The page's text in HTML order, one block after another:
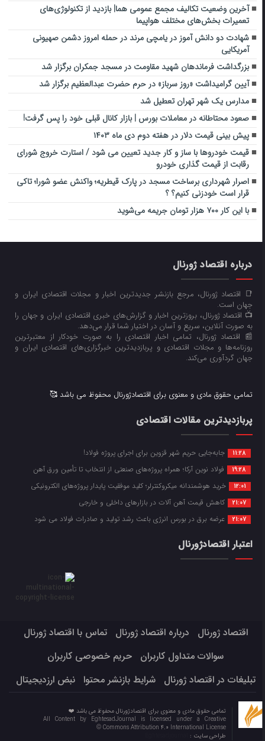
آخرین وضعیت تکالیف مجمع عمومی هما| بازدید از تکنولوژی‌های
تعمیرات بخش‌های مختلف هواپیما
شهادت دو دانش آموز در یامچی مرند در حمله امروز دشمن صهیونی
آمریکایی
بزرگداشت فرماندهان شهید مقاومت در مسجد جمکران برگزار شد
آیین گرامیداشت «روز سرباز» در حرم حضرت عبدالعظیم برگزار شد
مدارس یک شهر تهران تعطیل شد
صعود محتاطانه در معاملات بورس | بازار کانال قبلی خود را پس گرفت!
پیش‌ بینی قیمت دلار در هفته دوم دی ماه ۱۴۰۳
قیمت خودروها با ساز و کار جدید تعیین می شود / استارت خروج شورای
رقابت از قیمت گذاری خودرو
اصرار شهرداری برساخت مسجد در پارک قیطریه؛ واکنش عضو شورا؛ تاکی
قرار است خودزنی کنیم؟ ؟
با این کار ۷۰۰ هزار تومان جریمه می‌شوید
درباره اقتصاد ژورنال
📑 اقتصاد ژورنال، مرجع بازنشر جدیدترین اخبار و مجلات اقتصادی ایران و
جهان است.
📺 اقتصاد ژورنال، بروزترین اخبار و گزارش‌های خبری اقتصادی ایران و جهان را
به صورت آنلاین، سریع و آسان در اختیار شما قرار می‌‌دهد.
📰 اقتصاد ژورنال، تمامی اخبار اقتصادی را به صورت خودکار از معتبرترین
روزنامه‌ها و مجلات اقتصادی و پربازدیدترین خبرگزاری‌های اقتصادی ایران و
جهان گردآوری می‌کند.
تمامی حقوق مادی و معنوی برای اقتصادژورنال محفوظ می باشد 🥰
پربازدیدترین مقالات اقتصادی
11:28 جابه‌جایی حریم شهر قزوین برای اجرای پروژه فولاد!
19:28 فولاد نوین آرکا؛ همراه پروژه‌های صنعتی از انتخاب تا تأمین ورق آهن
12:01 خرید هوشمندانه میکروکنترلر؛ کلید موفقیت پایدار پروژه‌های الکترونیکی
21:07 کاهش قیمت آهن آلات در بازارهای داخلی و خارجی
21:07 عرضه برق در بورس انرژی باعث رشد تولید و صادرات فولاد می شود
اعتبار اقتصادژورنال
اقتصاد ژورنال درباره اقتصاد ژورنال
تماس با اقتصاد ژورنال
سوالات متداول کاربران
حریم خصوصی کاربران
تبلیغات در اقتصاد ژورنال
شرایط بازنشر محتوا نبض ارزدیجیتال
تمامی حقوق مادی و معنوی برای اقتصادژورنال محفوظ می باشد ❤️
All Content by EghtesadJournal is licensed under a Creative
Commons Attribution 4.0 International License ©️
طراحی سایت :